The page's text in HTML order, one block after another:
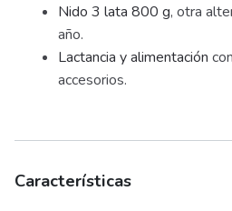
Nido 3 lata 800 g, otra
año.
Lactancia y alimentación
accesorios.
Características